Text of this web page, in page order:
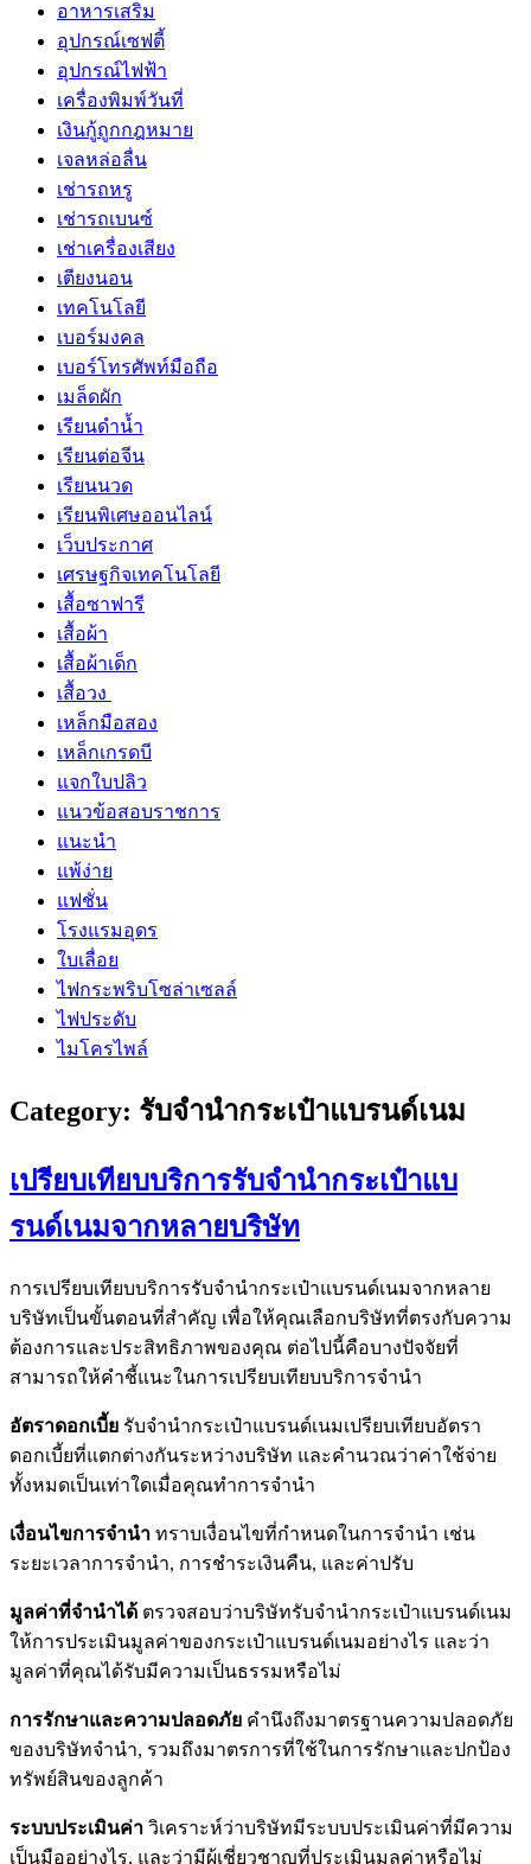
อาหารเสริม
อุปกรณ์เซฟตี้
อุปกรณ์ไฟฟ้า
เครื่องพิมพ์วันที่
เงินกู้ถูกกฎหมาย
เจลหล่อลื่น
เช่ารถหรู
เช่ารถเบนซ์
เช่าเครื่องเสียง
เตียงนอน
เทคโนโลยี
เบอร์มงคล
เบอร์โทรศัพท์มือถือ
เมล็ดผัก
เรียนดำน้ำ
เรียนต่อจีน
เรียนนวด
เรียนพิเศษออนไลน์
เว็บประกาศ
เศรษฐกิจเทคโนโลยี
เสื้อซาฟารี
เสื้อผ้า
เสื้อผ้าเด็ก
เสื้อวง
เหล็กมือสอง
เหล็กเกรดบี
แจกใบปลิว
แนวข้อสอบราชการ
แนะนำ
แพ้ง่าย
แฟชั่น
โรงแรมอุดร
ใบเลื่อย
ไฟกระพริบโซล่าเซลล์
ไฟประดับ
ไมโครไพล์
Category: รับจำนำกระเป๋าแบรนด์เนม
เปรียบเทียบบริการรับจำนำกระเป๋าแบ
รนด์เนมจากหลายบริษัท
การเปรียบเทียบบริการรับจำนำกระเป๋าแบรนด์เนมจากหลาย
บริษัทเป็นขั้นตอนที่สำคัญ เพื่อให้คุณเลือกบริษัทที่ตรงกับความ
ต้องการและประสิทธิภาพของคุณ ต่อไปนี้คือบางปัจจัยที่
สามารถให้คำชี้แนะในการเปรียบเทียบบริการจำนำ
อัตราดอกเบี้ย รับจำนำกระเป๋าแบรนด์เนมเปรียบเทียบอัตรา
ดอกเบี้ยที่แตกต่างกันระหว่างบริษัท และคำนวณว่าค่าใช้จ่าย
ทั้งหมดเป็นเท่าใดเมื่อคุณทำการจำนำ
เงื่อนไขการจำนำ ทราบเงื่อนไขที่กำหนดในการจำนำ เช่น
ระยะเวลาการจำนำ, การชำระเงินคืน, และค่าปรับ
มูลค่าที่จำนำได้ ตรวจสอบว่าบริษัทรับจำนำกระเป๋าแบรนด์เนม
ให้การประเมินมูลค่าของกระเป๋าแบรนด์เนมอย่างไร และว่า
มูลค่าที่คุณได้รับมีความเป็นธรรมหรือไม่
การรักษาและความปลอดภัย คำนึงถึงมาตรฐานความปลอดภัย
ของบริษัทจำนำ, รวมถึงมาตรการที่ใช้ในการรักษาและปกป้อง
ทรัพย์สินของลูกค้า
ระบบประเมินค่า วิเคราะห์ว่าบริษัทมีระบบประเมินค่าที่มีความ
เป็นมืออย่างไร, และว่ามีผู้เชี่ยวชาญที่ประเมินมูลค่าหรือไม่